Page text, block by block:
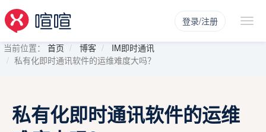
登录/注册
当前位置： 首页 博客
IM即时通讯
私有化即时通讯软件的运维难度大吗？
私有化即时通讯软件的运维